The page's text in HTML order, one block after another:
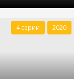
4 серии 2020